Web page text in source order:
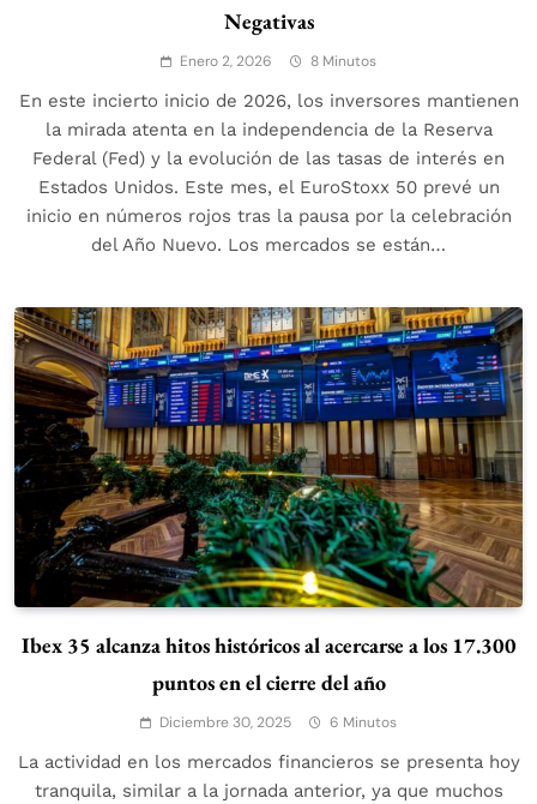
Negativas
Enero 2, 2026 8 Minutos
En este incierto inicio de 2026, los inversores mantienen
la mirada atenta en la independencia de la Reserva
Federal (Fed) y la evolución de las tasas de interés en
Estados Unidos. Este mes, el EuroStoxx 50 prevé un
inicio en números rojos tras la pausa por la celebración
del Año Nuevo. Los mercados se están…
Ibex 35 alcanza hitos históricos al acercarse a los 17.300
puntos en el cierre del año
Diciembre 30, 2025 6 Minutos
La actividad en los mercados financieros se presenta hoy
tranquila, similar a la jornada anterior, ya que muchos